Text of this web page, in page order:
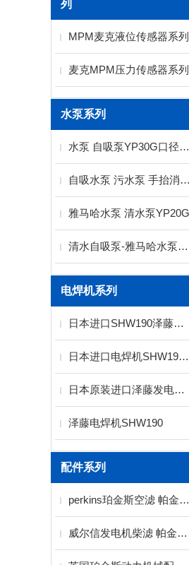
列
MPM麦克液位传感器系列
麦克MPM压力传感器系列
水泵系列
水泵 自吸泵YP30G口径3寸扬程15米雅马哈水泵
自吸水泵 污水泵 手抬消防水泵厂家
雅马哈水泵 清水泵YP20G
清水自吸泵-雅马哈水泵YP30G
电焊机系列
日本进口SHW190泽藤发电电焊机
日本进口电焊机SHW190 泽腾发电电焊机
日本原装进口泽藤发电焊机SHW190HS
泽藤电焊机SHW190
配件系列
perkins珀金斯空滤 帕金斯空气滤清器
威尔信发电机柴滤 帕金斯柴滤 珀金斯柴滤